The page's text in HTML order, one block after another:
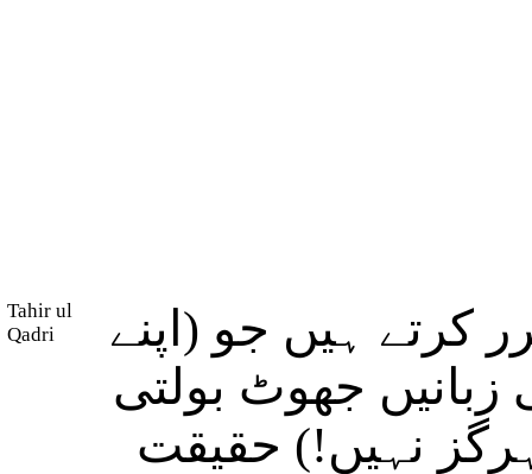
Tahir ul
Qadri
کرتے ہیں جو (اپنے
زبانیں جھوٹ بولتی
نہیں!) حقیقت